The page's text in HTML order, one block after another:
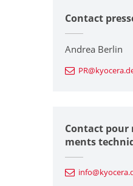
Contact
Andrea Berlin
Contact pour
ments